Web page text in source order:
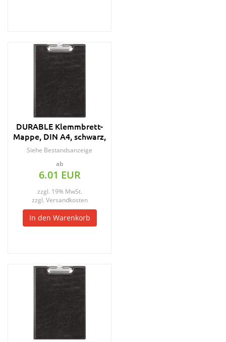
DURABLE Klemmbrett-
Mappe, DIN A4, schwarz,
aus Weichfolie
Siehe Bestandsanzeige
ab
6.01 EUR
zzgl. 19% MwSt.
zzgl. Versandkosten
In den Warenkorb